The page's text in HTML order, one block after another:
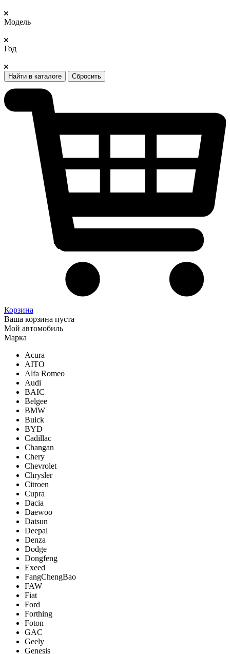
Модель
Год
Найти в каталоге Сбросить
Корзина
Ваша корзина пуста
Мой автомобиль
Марка
Acura
AITO
Alfa Romeo
Audi
BAIC
Belgee
BMW
Buick
BYD
Cadillac
Changan
Chery
Chevrolet
Chrysler
Citroen
Cupra
Dacia
Daewoo
Datsun
Deepal
Denza
Dodge
Dongfeng
Exeed
FangChengBao
FAW
Fiat
Ford
Forthing
Foton
GAC
Geely
Genesis